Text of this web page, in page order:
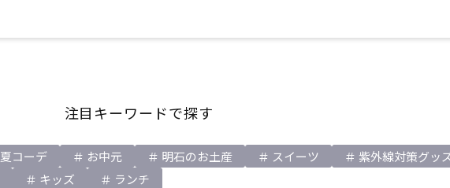
注目キーワードで探す
夏コーデ お中元 明石のお土産 スイーツ
紫外線対策グッ
キッズ ランチ